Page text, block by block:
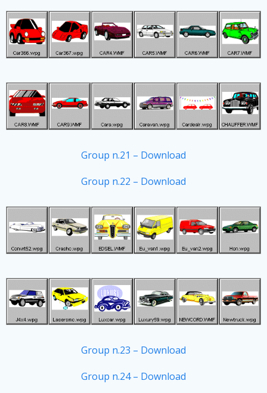
Group n.21 – Download
Group n.22 – Download
Group n.23 – Download
Group n.24 – Download